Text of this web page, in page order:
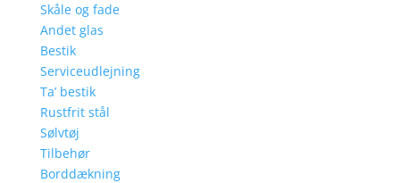
Skåle og fade
Andet glas
Bestik
Serviceudlejning
Ta’ bestik
Rustfrit stål
Sølvtøj
Tilbehør
Borddækning